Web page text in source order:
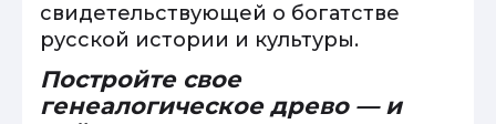
свидетельствующей о богатстве
русской истории и культуры.
Постройте свое
генеалогическое древо — и